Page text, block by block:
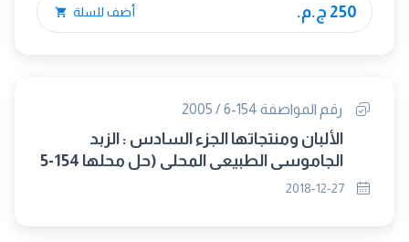
250 ج.م. أضف للسلة
رقم المواصفة 154-6 / 2005
الألبان ومنتجاتها الجزء السادس : الزبد
الجاموسى الطبيعى المحلى (حل محلها 154-5
/2018)